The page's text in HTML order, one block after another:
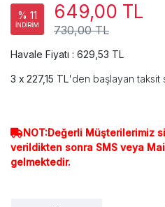
% 11
İNDİRİM 730,00 TL
649,00 TL
Havale Fiyatı : 629,53 TL
227,15 TL'den başlayan
NOT:Değerli Müşterilerimiz
verildikten sonra SMS veya
gelmektedir.